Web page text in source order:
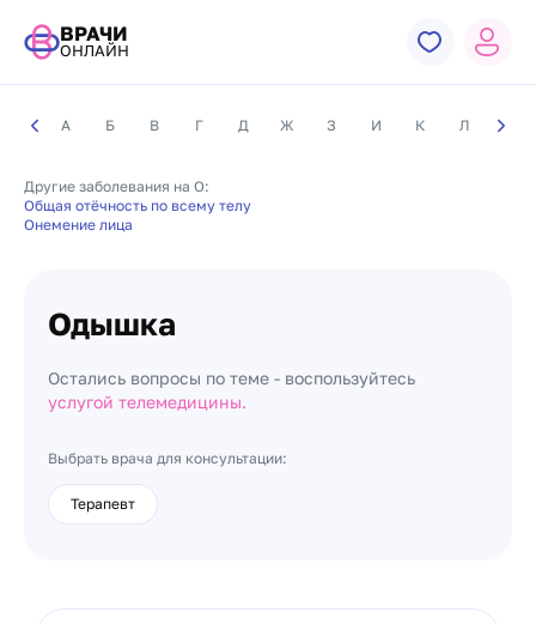
ВРАЧИ
ОНЛАЙН
А Б В Г Д Ж З И К Л М
Другие заболевания на О:
Общая отёчность по всему телу
Онемение лица
Одышка
Остались вопросы по теме - воспользуйтесь
услугой телемедицины.
Выбрать врача для консультации:
Терапевт